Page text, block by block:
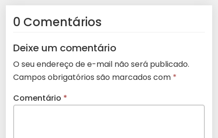
0 Comentários
Deixe um comentário
O seu endereço de e-mail não será publicado.
Campos obrigatórios são marcados com *
Comentário *